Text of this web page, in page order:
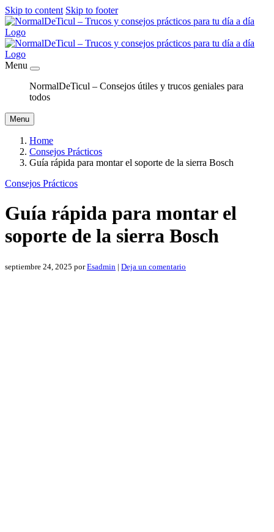
Skip to content Skip to footer
Menu
NormalDeTicul – Consejos útiles y trucos geniales para
todos
Menu
Home
Consejos Prácticos
Guía rápida para montar el soporte de la sierra Bosch
Consejos Prácticos
Guía rápida para montar el
soporte de la sierra Bosch
septiembre 24, 2025 porEsadmin | Deja un comentario